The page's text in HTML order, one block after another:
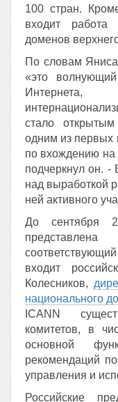
100 стран.
входит работа
доменов
По словам Яниса
«это
стало
одним из первых
по вхождению на
подчеркнул он. -
над выработкой
ней активного
До сентября
входит
Колесников,
национального
ICANN
комитетов, в
основной
рекомендаций
управления и
Российские